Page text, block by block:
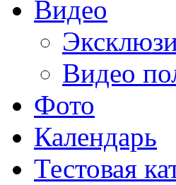
Видео
Видео
Фото
Календарь
Тестовая